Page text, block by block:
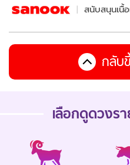
สนับสนุนเนื้
กลับ
เลือกดูดวงร